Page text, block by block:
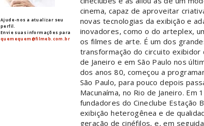
Ajude-nos a atualizar seu
perfil.
Envie suas informações para
quemequem@filmeb.com.br
cinema, capaz de aproveitar
novas tecnologias da exibição e
inovadores, como o do arteplex,
os filmes de arte. É um dos
transformação do circuito exibidor
de Janeiro e em São Paulo nos
dos anos 80, começou a
São Paulo, para pouco depois
Macunaíma, no Rio de Janeiro. Em
fundadores do Cineclube Estação
exibição heterogênea e de
geração de cinéfilos, e, em